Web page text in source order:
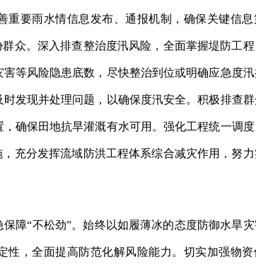
重要雨水情信息发布、通报机制，确保关键信
众。深入排查整治度汛风险，全面掌握堤防工
等风险隐患底数，尽快整治到位或明确应急度汛
发现并处理问题，以确保度汛安全。积极排查
确保田地抗旱灌溉有水可用。强化工程统一调
充分发挥流域防洪工程体系综合减灾作用，努
障“不松劲”。始终以如履薄冰的态度防御水旱灾
性，全面提高防范化解风险能力。切实加强物资